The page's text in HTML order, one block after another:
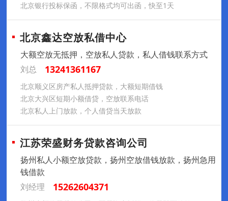
北京银行投标保函，不限格式均可出函，快至1天
北京鑫达空放私借中心
大额空放无抵押，空放私人贷款，私人借钱联系方式
刘总
13241361167
北京顺义区房产私人抵押贷款，大额短期借钱
北京大兴区短期小额借贷，空放联系电话
‌北京私人上门放款，个人借贷当天放款
江苏荣盛财务贷款咨询公司
扬州私人小额空放贷款，扬州空放借钱放款，扬州急用
钱借款
刘经理
15262604371